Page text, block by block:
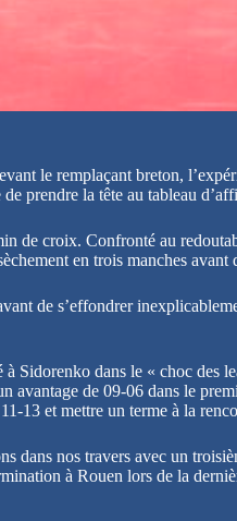
le remplaçant breton,
prendre la tête au tableau
de croix. Confronté au
en trois manches
de s’effondrer
Sidorenko dans le « choc des
avantage de 09-06 dans le
13 et mettre un terme à la
dans nos travers avec un
à Rouen lors de la